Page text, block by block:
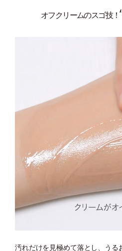
オフクリームのスゴ技！
汚れだけを見極めて落とし、うる